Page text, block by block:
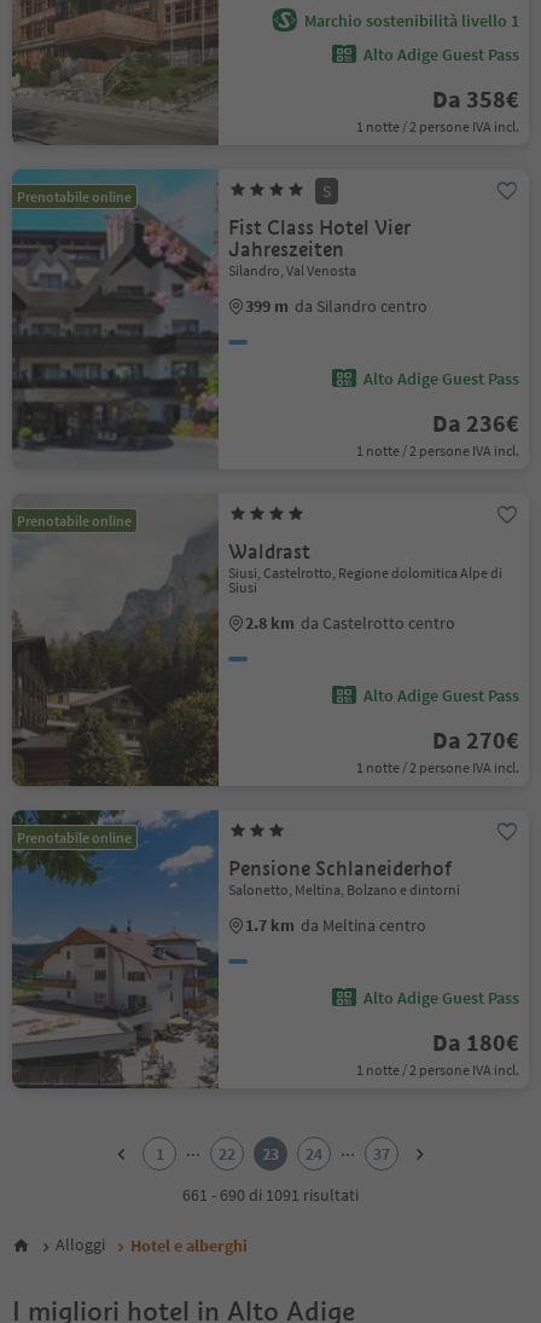
Marchio sostenibilità livello 1
Alto Adige Guest Pass
Da 358€
1 notte / 2 persone IVA incl.
Prenotabile online S
Fist Class Hotel Vier
Jahreszeiten
Silandro, Val Venosta
399 m da Silandro centro
Alto Adige Guest Pass
Da 236€
1 notte / 2 persone IVA incl.
Prenotabile online
Waldrast
Siusi, Castelrotto, Regione dolomitica Alpe di
Siusi
2.8 km da Castelrotto centro
Alto Adige Guest Pass
Da 270€
1 notte / 2 persone IVA incl.
Prenotabile online
Pensione Schlaneiderhof
Salonetto, Meltina, Bolzano e dintorni
1.7 km da Meltina centro
Alto Adige Guest Pass
Da 180€
1 notte / 2 persone IVA incl.
6
1 ... 22 23 24 ...
37
661 - 690 di 1091 risultati
Alloggi Hotel e alberghi
I migliori hotel in Alto Adige